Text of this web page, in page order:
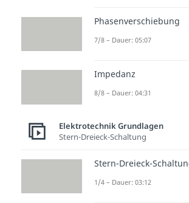
unterschiedlich ist:
dotierte Schicht,
dotierten Schicht
wieder eine p-
Zum Video:
Phasenverschiebung
7/8 – Dauer: 05:07
Impedanz
8/8 – Dauer: 04:31
Elektrotechnik Grundlagen
Stern-Dreieck-Schaltung
Stern-Dreieck-
1/4 – Dauer: 03:12